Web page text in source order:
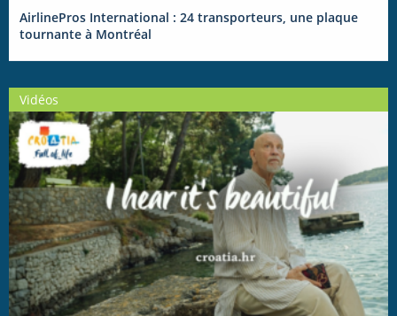
AirlinePros International : 24 transporteurs, une plaque
tournante à Montréal
Vidéos